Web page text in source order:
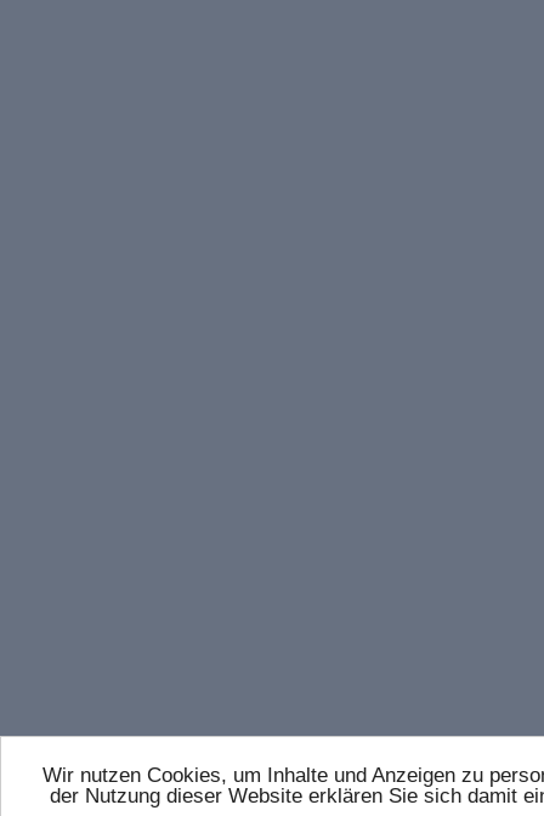
Wir nutzen Cookies, um Inhalte und Anzeigen zu
der Nutzung dieser Website erklären Sie sich damit